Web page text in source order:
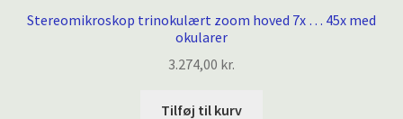
Stereomikroskop trinokulært zoom hoved 7x … 45x med
okularer
3.274,00 kr.
Tilføj til kurv